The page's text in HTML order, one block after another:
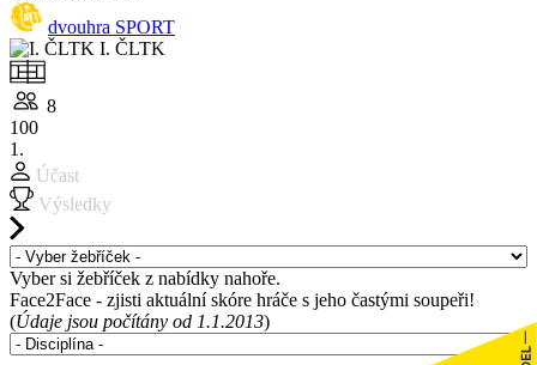
dvouhra SPORT
I. ČLTK
8
100
1.
Účast
Výsledky
Vyber si žebříček z nabídky nahoře.
Face2Face - zjisti aktuální skóre hráče s jeho častými soupeři!
(Údaje jsou počítány od 1.1.2013)